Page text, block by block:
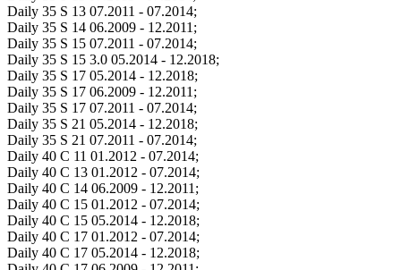
Daily 35 S 13 07.2011 - 07.2014;
Daily 35 S 14 06.2009 - 12.2011;
Daily 35 S 15 07.2011 - 07.2014;
Daily 35 S 15 3.0 05.2014 - 12.2018;
Daily 35 S 17 05.2014 - 12.2018;
Daily 35 S 17 06.2009 - 12.2011;
Daily 35 S 17 07.2011 - 07.2014;
Daily 35 S 21 05.2014 - 12.2018;
Daily 35 S 21 07.2011 - 07.2014;
Daily 40 C 11 01.2012 - 07.2014;
Daily 40 C 13 01.2012 - 07.2014;
Daily 40 C 14 06.2009 - 12.2011;
Daily 40 C 15 01.2012 - 07.2014;
Daily 40 C 15 05.2014 - 12.2018;
Daily 40 C 17 01.2012 - 07.2014;
Daily 40 C 17 05.2014 - 12.2018;